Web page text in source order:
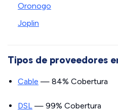
Oronogo
Joplin
Tipos de proveedores
Cable — 84% Cobertura
DSL — 99% Cobertura